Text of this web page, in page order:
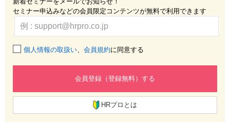
セミナー申込みなどの会員限定コンテンツが無料で利用できます
個人情報の取扱い 会員規約に同意する
会員登録（登録無料）する
HRプロとは